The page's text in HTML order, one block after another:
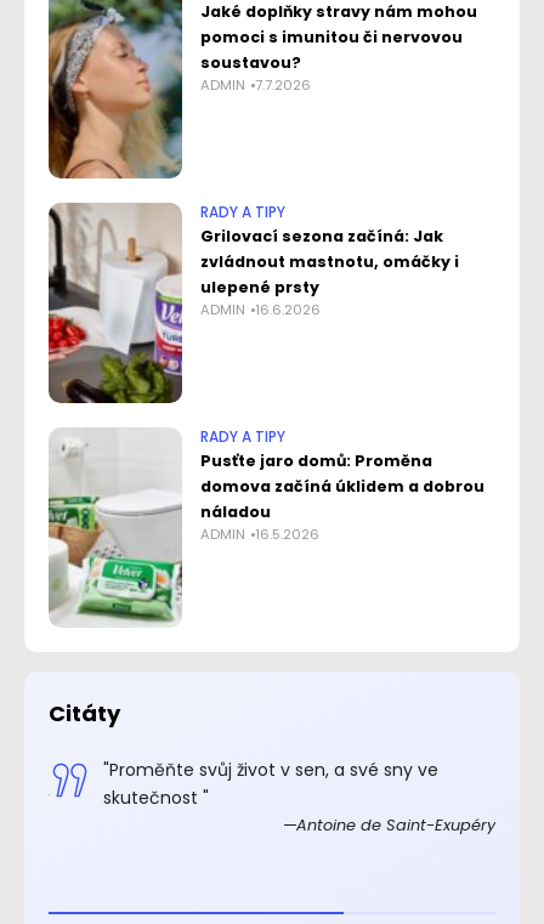
Jaké doplňky stravy nám mohou
pomoci s imunitou či nervovou
soustavou?
ADMIN 7.7.2026
RADY A TIPY
Grilovací sezona začíná: Jak
zvládnout mastnotu, omáčky i
ulepené prsty
ADMIN 16.6.2026
RADY A TIPY
Pusťte jaro domů: Proměna
domova začíná úklidem a dobrou
náladou
ADMIN 16.5.2026
Citáty
"Proměňte svůj život v sen, a své sny ve
skutečnost "
Antoine de Saint-Exupéry